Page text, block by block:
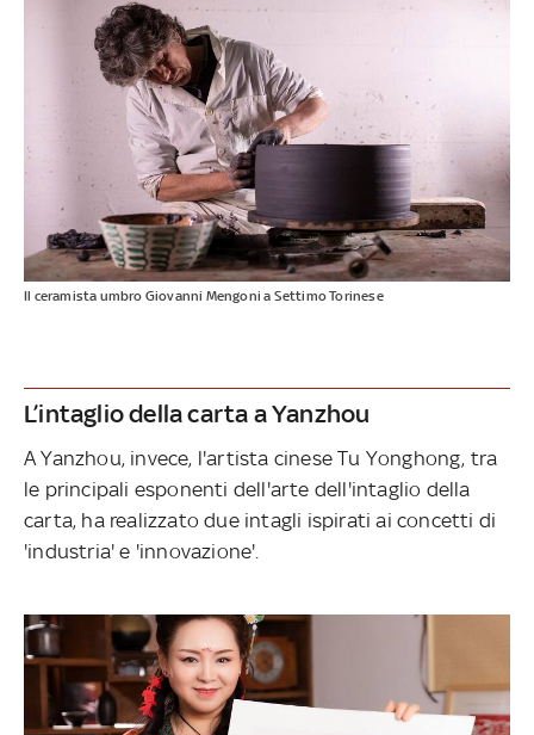
Il ceramista umbro Giovanni Mengoni a Settimo Torinese
L’intaglio della carta a Yanzhou
A Yanzhou, invece, l'artista cinese Tu Yonghong, tra
le principali esponenti dell'arte dell'intaglio della
carta, ha realizzato due intagli ispirati ai concetti di
'industria' e 'innovazione'.